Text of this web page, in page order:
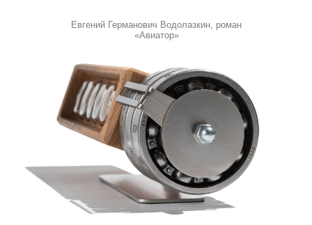
Евгений Германович Водолазкин, роман
«Авиатор»